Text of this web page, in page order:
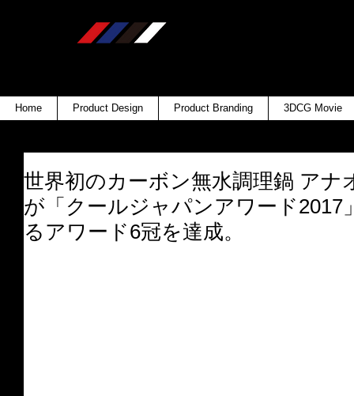
Home Product Design Product Branding 3DCG Movie
世界初のカーボン無水調理鍋 アナ
が「クールジャパンアワード2017
るアワード6冠を達成。